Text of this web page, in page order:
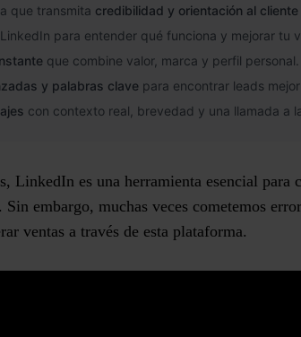
que transmita credibilidad y orientación al cliente
para entender qué funciona y mejorar tu
que combine valor, marca y perfil personal.
y palabras clave para encontrar leads
con contexto real, brevedad y una llamada a
LinkedIn es una herramienta esencial para
embargo, muchas veces cometemos
ventas a través de esta plataforma.